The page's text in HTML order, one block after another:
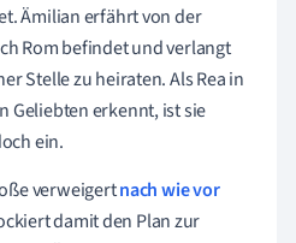
Ämilian erfährt von der
Rom befindet und verlangt
Stelle zu heiraten. Als Rea in
Geliebten erkennt, ist sie
ein.
verweigertnach wie vor
damit den Plan zur